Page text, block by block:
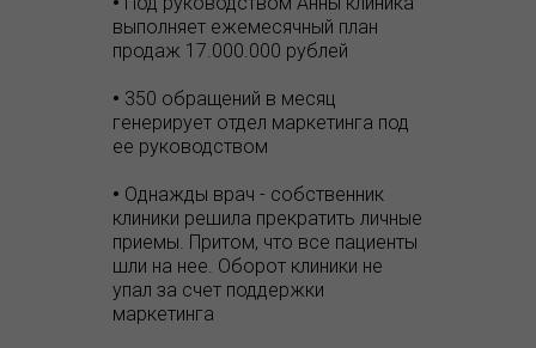
выполняет ежемесячный план
продаж 17.000.000 рублей
• 350 обращений в месяц
генерирует отдел маркетинга под
ее руководством
• Однажды врач - собственник
клиники решила прекратить личные
приемы. Притом, что все пациенты
шли на нее. Оборот клиники не
упал за счет поддержки
маркетинга